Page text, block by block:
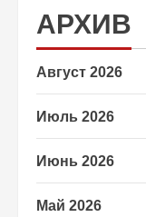
АРХИВ
Август 2026
Июль 2026
Июнь 2026
Май 2026